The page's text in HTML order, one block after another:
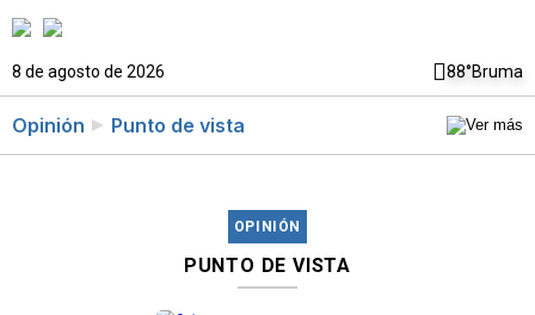
8 de agosto de 2026 88°Bruma
Opinión Punto de vista
OPINIÓN
PUNTO DE VISTA